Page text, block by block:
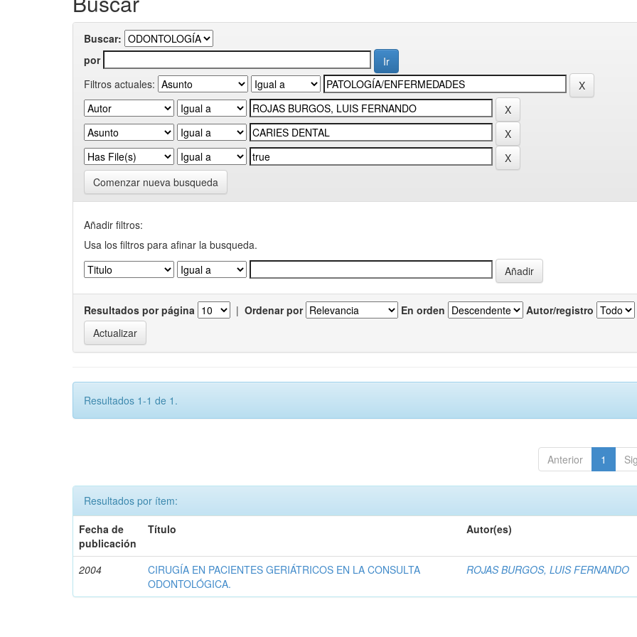
Buscar:
por
Filtros actuales:
Comenzar nueva busqueda
Añadir filtros:
Usa los filtros para afinar la busqueda.
Resultados por página | Ordenar por En orden Autor/registro
Resultados 1-1 de 1.
Anterior 1
Resultados por ítem:
Fecha de
publicación
Título Autor(es)
2004
CIRUGÍA EN PACIENTES GERIÁTRICOS EN LA CONSULTA
ODONTOLÓGICA.
ROJAS BURGOS, LUIS FERNANDO